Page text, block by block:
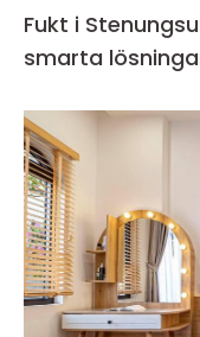
Fukt i
smarta